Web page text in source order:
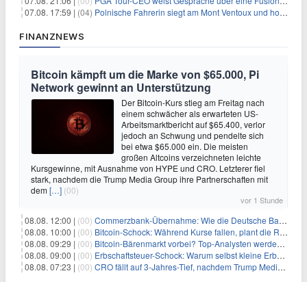
07.08. 17:59 | (04) Polnische Fahrerin siegt am Mont Ventoux und holt Tour-Gelb
FINANZNEWS
Bitcoin kämpft um die Marke von $65.000, Pi
Network gewinnt an Unterstützung
Der Bitcoin-Kurs stieg am Freitag nach
einem schwächer als erwarteten US-
Arbeitsmarktbericht auf $65.400, verlor
jedoch an Schwung und pendelte sich
bei etwa $65.000 ein. Die meisten
großen Altcoins verzeichneten leichte
Kursgewinne, mit Ausnahme von HYPE und CRO. Letzterer fiel
stark, nachdem die Trump Media Group ihre Partnerschaften mit
dem[…] (00)
vor 1 Stunde
08.08. 12:00 | (00) Commerzbank-Übernahme: Wie die Deutsche Bank im Schatten zum großen Gewinner wird
08.08. 10:00 | (00) Bitcoin-Schock: Während Kurse fallen, plant die Regierung die Steuer-Bombe
08.08. 09:29 | (00) Bitcoin-Bärenmarkt vorbei? Top-Analysten werden optimistisch, aber die Geschichte sagt etwas anderes
08.08. 09:00 | (00) Erbschaftsteuer-Schock: Warum selbst kleine Erbschaften den Fiskus Millionen kosten
08.08. 07:23 | (00) CRO fällt auf 3-Jahres-Tief, nachdem Trump Media zwei große Crypto.com-Deals storniert